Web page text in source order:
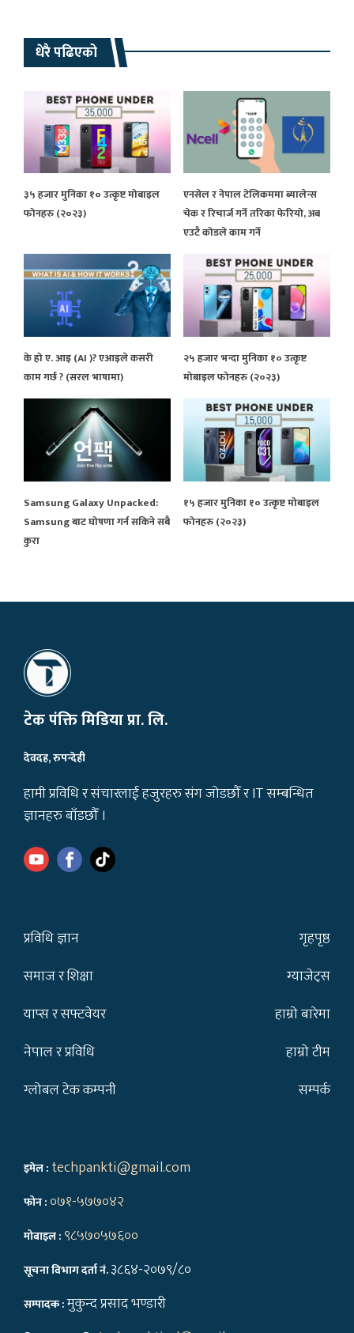
धेरै पढिएको
३५ हजार मुनिका १० उत्कृष्ट मोबाइल
फोनहरु (२०२३)
एनसेल र नेपाल टेलिकममा ब्यालेन्स
चेक र रिचार्ज गर्ने तरिका फेरियो, अब
एउटै कोडले काम गर्ने
के हो ए. आइ (AI )? एआइले कसरी
काम गर्छ ? (सरल भाषामा)
२५ हजार भन्दा मुनिका १० उत्कृष्ट
मोबाइल फोनहरु (२०२३)
Samsung Galaxy Unpacked:
Samsung बाट घोषणा गर्न सकिने सबै
कुरा
१५ हजार मुनिका १० उत्कृष्ट मोबाइल
फोनहरु (२०२३)
टेक पंक्ति मिडिया प्रा. लि.
देवदह, रुपन्देही
हामी प्रविधि र संचारलाई हजुरहरु संग जोडछौँ र IT सम्बन्धित
ज्ञानहरु बाँडछौँ ।
प्रविधि ज्ञान
समाज र शिक्षा
याप्स र सफ्टवेयर
नेपाल र प्रविधि
ग्लोबल टेक कम्पनी
गृहपृष्ठ
ग्याजेट्स
हाम्रो बारेमा
हाम्रो टीम
सम्पर्क
इमेल : techpankti@gmail.com
फोन : ०७१-५७७०४२
मोबाइल : ९८५७०५७६००
सूचना विभाग दर्ता नं.३८६४-२०७९/८०
सम्पादक :मुकुन्द प्रसाद भण्डारी